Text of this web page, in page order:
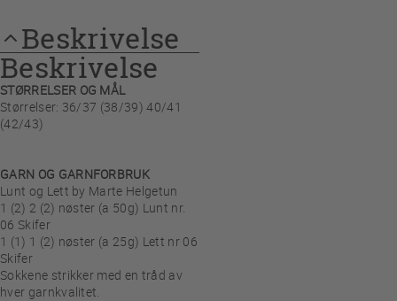
Skinntagg Natur
Beskrivelse
Beskrivelse
STØRRELSER OG MÅL
Størrelser: 36/37 (38/39) 40/41
(42/43)
GARN OG GARNFORBRUK
Lunt og Lett by Marte Helgetun
1 (2) 2 (2) nøster (a 50g) Lunt nr.
06 Skifer
1 (1) 1 (2) nøster (a 25g) Lett nr 06
Skifer
Sokkene strikker med en tråd av
hver garnkvalitet.